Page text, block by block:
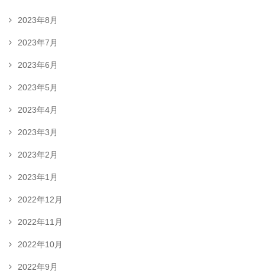
2023年8月
2023年7月
2023年6月
2023年5月
2023年4月
2023年3月
2023年2月
2023年1月
2022年12月
2022年11月
2022年10月
2022年9月